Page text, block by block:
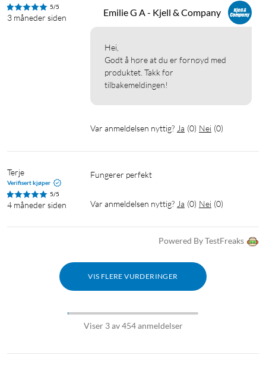
5/5
3 måneder siden Emilie G A - Kjell & Company
Hei,
Godt å høre at du er fornøyd med
produktet. Takk for
tilbakemeldingen!
Var anmeldelsen nyttig? Ja (0) Nei (0)
Terje
Verifisert kjøper
5/5
4 måneder siden
Fungerer perfekt
Var anmeldelsen nyttig? Ja (0) Nei (0)
Powered By TestFreaks
VIS FLERE VURDERINGER
Viser 3 av 454 anmeldelser